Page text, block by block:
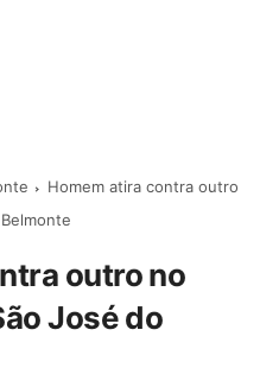
Homem atira contra outro
outro no
José do